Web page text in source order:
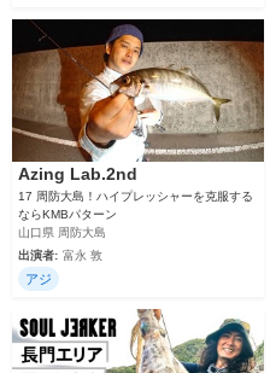
Azing Lab.2nd
17 周防大島！ハイプレッシャーを克服する
ならKMBパターン
山口県 周防大島
出演者: 富永 敦
アジ